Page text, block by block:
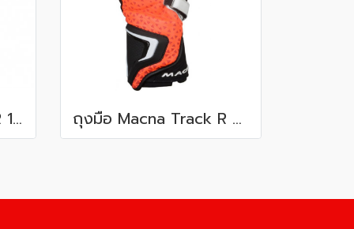
ถุงมือ Macna Track R 187 Fluo Yellow ถุงมือ Macna Track R 312 Orange